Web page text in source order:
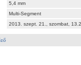
5,4 mm
Multi-Segment
2013. szept. 21., szombat,